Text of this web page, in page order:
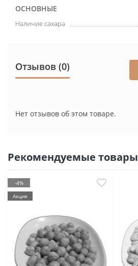
ОСНОВНЫЕ
Наличие сахара
Отзывов (0)
Нет отзывов об этом товаре.
Рекомендуемые товары
-4%
Акция